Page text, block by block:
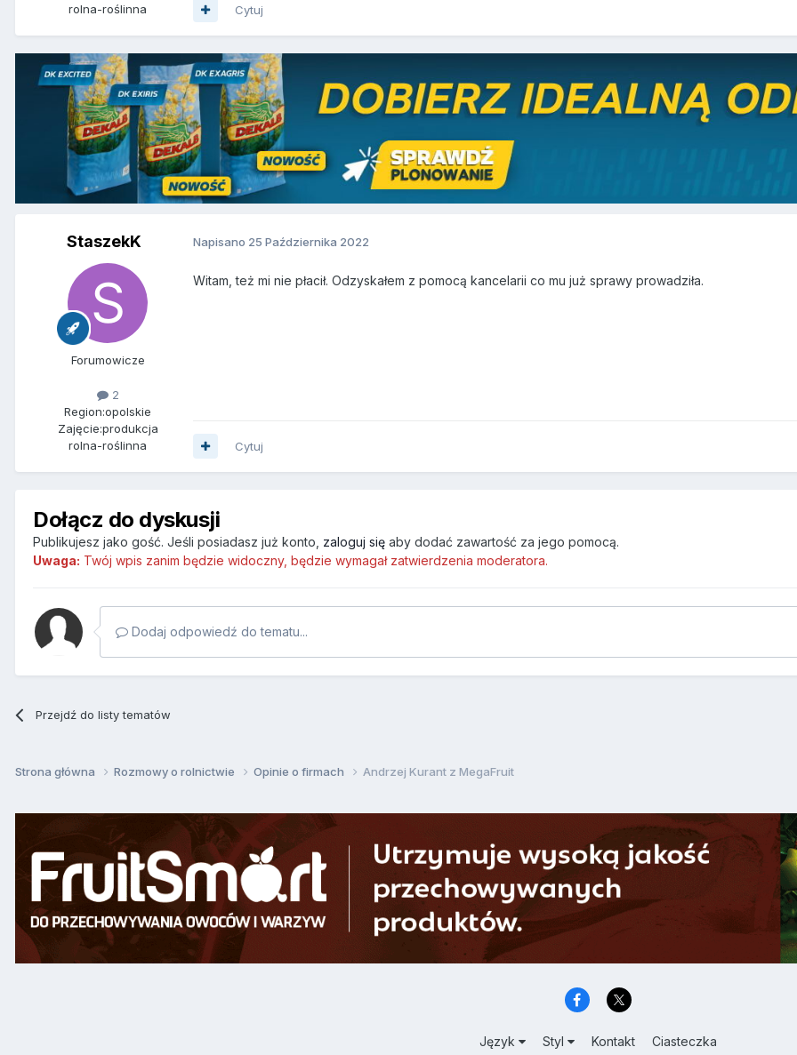
rolna-roślinna
Cytuj
StaszekK
Forumowicze
2
Region:opolskie
Zajęcie:produkcja
rolna-roślinna
Napisano 25 Października 2022
Witam, też mi nie płacił. Odzyskałem z pomocą kancelarii co mu już sprawy prowadziła.
Cytuj
Dołącz do dyskusji
Publikujesz jako gość. Jeśli posiadasz już konto, zaloguj się aby dodać zawartość za jego pomocą.
Uwaga: Twój wpis zanim będzie widoczny, będzie wymagał zatwierdzenia moderatora.
Dodaj odpowiedź do tematu...
Przejdź do listy tematów
Strona główna Rozmowy o rolnictwie Opinie o firmach Andrzej Kurant z MegaFruit
Język Styl Kontakt Ciasteczka